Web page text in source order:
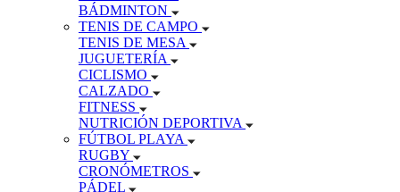
BÁDMINTON
TENIS DE CAMPO
TENIS DE MESA
JUGUETERÍA
CICLISMO
CALZADO
FITNESS
NUTRICIÓN DEPORTIVA
FÚTBOL PLAYA
RUGBY
CRONÓMETROS
PÁDEL